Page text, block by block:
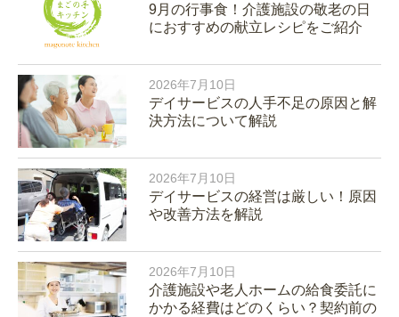
9月の行事食！介護施設の敬老の日
におすすめの献立レシピをご紹介
2026年7月10日
デイサービスの人手不足の原因と解
決方法について解説
2026年7月10日
デイサービスの経営は厳しい！原因
や改善方法を解説
2026年7月10日
介護施設や老人ホームの給食委託に
かかる経費はどのくらい？契約前の